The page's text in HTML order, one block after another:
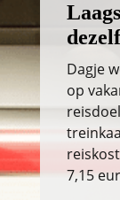
Dagje
op
7,15